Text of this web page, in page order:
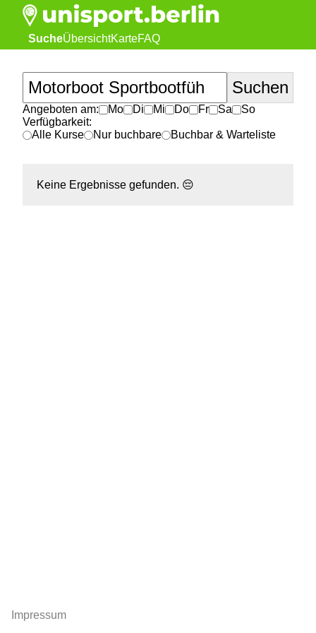
SucheÜbersichtKarteFAQ
Angeboten am: Mo Di Mi Do Fr Sa
So
Verfügbarkeit:
Alle Kurse
Nur buchbare Buchbar & Warteliste
Keine Ergebnisse gefunden. 😔
Impressum